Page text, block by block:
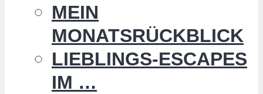
MEIN
MONATSRÜCKBLICK
LIEBLINGS-ESCAPES
IM …